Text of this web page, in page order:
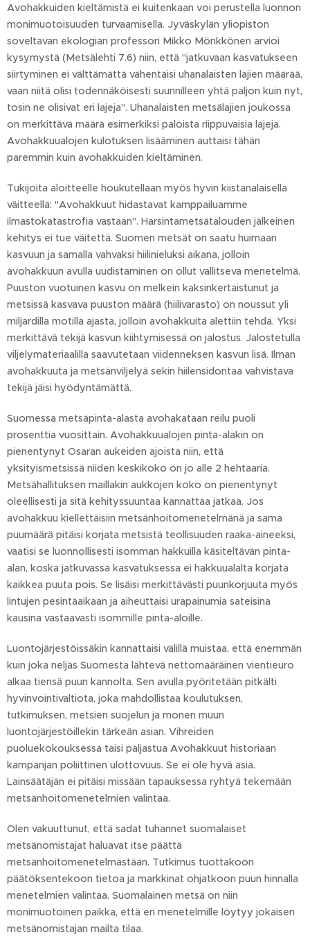
Avohakkuiden kieltämistä ei kuitenkaan voi perustella luonnon
monimuotoisuuden turvaamisella. Jyväskylän yliopiston
soveltavan ekologian professori Mikko Mönkkönen arvioi
kysymystä (Metsälehti 7.6) niin, että "jatkuvaan kasvatukseen
siirtyminen ei välttämättä vähentäisi uhanalaisten lajien määrää,
vaan niitä olisi todennäköisesti suunnilleen yhtä paljon kuin nyt,
tosin ne olisivat eri lajeja". Uhanalaisten metsälajien joukossa
on merkittävä määrä esimerkiksi paloista riippuvaisia lajeja.
Avohakkuualojen kulotuksen lisääminen auttaisi tähän
paremmin kuin avohakkuiden kieltäminen.
Tukijoita aloitteelle houkutellaan myös hyvin kiistanalaisella
väitteellä: "Avohakkuut hidastavat kamppailuamme
ilmastokatastrofia vastaan". Harsintametsätalouden jälkeinen
kehitys ei tue väitettä. Suomen metsät on saatu huimaan
kasvuun ja samalla vahvaksi hiilinieluksi aikana, jolloin
avohakkuun avulla uudistaminen on ollut vallitseva menetelmä.
Puuston vuotuinen kasvu on melkein kaksinkertaistunut ja
metsissä kasvava puuston määrä (hiilivarasto) on noussut yli
miljardilla motilla ajasta, jolloin avohakkuita alettiin tehdä. Yksi
merkittävä tekijä kasvun kiihtymisessä on jalostus. Jalostetulla
viljelymateriaalilla saavutetaan viidenneksen kasvun lisä. Ilman
avohakkuuta ja metsänviljelyä sekin hiilensidontaa vahvistava
tekijä jäisi hyödyntämättä.
Suomessa metsäpinta-alasta avohakataan reilu puoli
prosenttia vuosittain. Avohakkuualojen pinta-alakin on
pienentynyt Osaran aukeiden ajoista niin, että
yksityismetsissä niiden keskikoko on jo alle 2 hehtaaria.
Metsähallituksen maillakin aukkojen koko on pienentynyt
oleellisesti ja sitä kehityssuuntaa kannattaa jatkaa. Jos
avohakkuu kiellettäisiin metsänhoitomenetelmänä ja sama
puumäärä pitäisi korjata metsistä teollisuuden raaka-aineeksi,
vaatisi se luonnollisesti isomman hakkuilla käsiteltävän pinta-
alan, koska jatkuvassa kasvatuksessa ei hakkuualalta korjata
kaikkea puuta pois. Se lisäisi merkittävästi puunkorjuuta myös
lintujen pesintäaikaan ja aiheuttaisi urapainumia sateisina
kausina vastaavasti isommille pinta-aloille.
Luontojärjestöissäkin kannattaisi välillä muistaa, että enemmän
kuin joka neljäs Suomesta lähtevä nettomääräinen vientieuro
alkaa tiensä puun kannolta. Sen avulla pyöritetään pitkälti
hyvinvointivaltiota, joka mahdollistaa koulutuksen,
tutkimuksen, metsien suojelun ja monen muun
luontojärjestöillekin tärkeän asian. Vihreiden
puoluekokouksessa taisi paljastua Avohakkuut historiaan
kampanjan poliittinen ulottovuus. Se ei ole hyvä asia.
Lainsäätäjän ei pitäisi missään tapauksessa ryhtyä tekemään
metsänhoitomenetelmien valintaa.
Olen vakuuttunut, että sadat tuhannet suomalaiset
metsänomistajat haluavat itse päättä
metsänhoitomenetelmästään. Tutkimus tuottakoon
päätöksentekoon tietoa ja markkinat ohjatkoon puun hinnalla
menetelmien valintaa. Suomalainen metsä on niin
monimuotoinen paikka, että eri menetelmille löytyy jokaisen
metsänomistajan mailta tilaa.